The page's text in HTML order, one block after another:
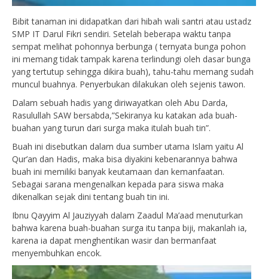
Bibit tanaman ini didapatkan dari hibah wali santri atau ustadz
SMP IT Darul Fikri sendiri. Setelah beberapa waktu tanpa
sempat melihat pohonnya berbunga ( ternyata bunga pohon
ini memang tidak tampak karena terlindungi oleh dasar bunga
yang tertutup sehingga dikira buah), tahu-tahu memang sudah
muncul buahnya. Penyerbukan dilakukan oleh sejenis tawon.
Dalam sebuah hadis yang diriwayatkan oleh Abu Darda,
Rasulullah SAW bersabda,”Sekiranya ku katakan ada buah-
buahan yang turun dari surga maka itulah buah tin”.
Buah ini disebutkan dalam dua sumber utama Islam yaitu Al
Qur’an dan Hadis, maka bisa diyakini kebenarannya bahwa
buah ini memiliki banyak keutamaan dan kemanfaatan.
Sebagai sarana mengenalkan kepada para siswa maka
dikenalkan sejak dini tentang buah tin ini.
Ibnu Qayyim Al Jauziyyah dalam Zaadul Ma’aad menuturkan
bahwa karena buah-buahan surga itu tanpa biji, makanlah ia,
karena ia dapat menghentikan wasir dan bermanfaat
menyembuhkan encok.